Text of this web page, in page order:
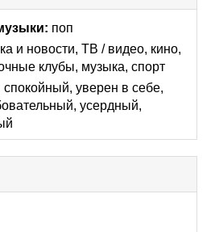
to
collapse
поп
и новости, ТВ / видео, кино,
клубы, музыка, спорт
спокойный, уверен в себе,
усердный,